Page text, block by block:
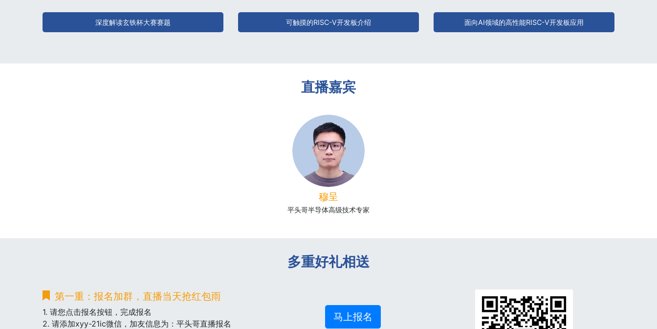
深度解读玄铁杯大赛赛题 可触摸的RISC-V开发板介绍 面向AI领域的高性能RISC-V开发板应用
直播嘉宾
穆呈
平头哥半导体高级技术专家
多重好礼相送
第一重：报名加群，直播当天抢红包雨
1. 请您点击报名按钮，完成报名
2. 请添加xyy-21ic微信，加友信息为：平头哥直播报名
马上报名